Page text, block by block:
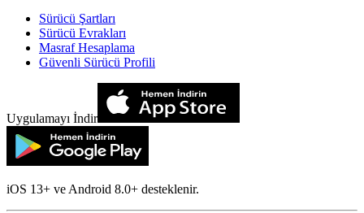
Sürücü Şartları
Sürücü Evrakları
Masraf Hesaplama
Güvenli Sürücü Profili
Uygulamayı İndir
iOS 13+ ve Android 8.0+ desteklenir.